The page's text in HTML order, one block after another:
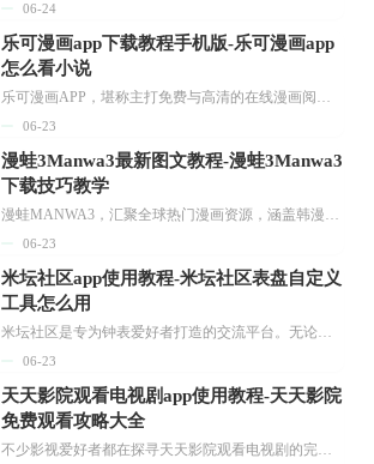
06-24
乐可漫画app下载教程手机版-乐可漫画app
怎么看小说
乐可漫画APP，堪称主打免费与高清的在线漫画阅读神器。其官方版提供海量完整版漫画资源，无论是国内漫画，还是日漫、韩漫、台漫、美漫等国外漫画，应有尽有，随时供你阅读。只需轻点一下，便能直接进入阅读界面。不仅如此，乐可漫画最新版本更新速度极快，在这里，你总能抢先看到全网一手漫画章节内容！...
06-23
漫蛙3Manwa3最新图文教程-漫蛙3Manwa3
下载技巧教学
漫蛙MANWA3，汇聚全球热门漫画资源，涵盖韩漫、欧美漫画、国漫等多种类型，题材丰富多样，全方位满足用户阅读喜好。它不仅是阅读平台，更是创作平台，为广大用户打造零门槛创作环境。...
06-23
米坛社区app使用教程-米坛社区表盘自定义
工具怎么用
米坛社区是专为钟表爱好者打造的交流平台。无论你是初涉钟表领域的普通爱好者，还是拥有多年收藏经验的资深玩家，都能在此找到属于自己的天地。 无需注册，就能轻松参与其中。通过专业的讨论论坛与丰富的交互功能，你可与世界各地的钟表爱好者畅快交流。若你钟情于钟表，米坛社区无疑是值得一试的理想之选。在这里，你能获取最新的手表资讯，交流见解，提升鉴赏品味，让每一块手表都成为收藏故事中重要的一部分。感兴趣的朋友，不要错过下载机会。...
06-23
天天影院观看电视剧app使用教程-天天影院
免费观看攻略大全
不少影视爱好者都在探寻天天影院观看电视剧的完整方法，结合最新平台使用规则，本篇新手入门攻略全面讲解观看渠道、检索流程、播放设置以及画面模式调整等实用内容。全文适配手机、电脑等主流设备，步骤简洁易懂，无论是初次使用的新手，还是想要优化观影体验的用户，都能参照内容快速上手，熟练掌握平台各项操作技巧，轻松畅享影视内容。...